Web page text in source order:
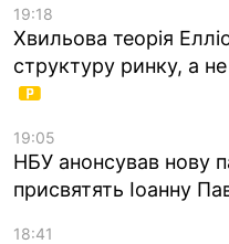
19:18
Хвильова теорія
структуру ринку, а
19:05
НБУ анонсував нову
присвятять Іоанну
18:41